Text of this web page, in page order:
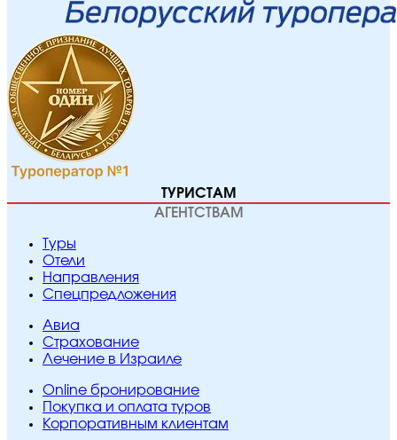
ТУРИСТАМ
АГЕНТСТВАМ
Туры
Отели
Направления
Спецпредложения
Авиа
Страхование
Лечение в Израиле
Online бронирование
Покупка и оплата туров
Корпоративным клиентам